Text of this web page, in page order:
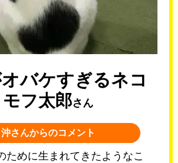
バケすぎるネコ
モフ太郎さん
沖さんからのコメント
ために生まれてきたようなこ